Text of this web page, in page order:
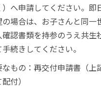
）へ申請してください。即
の場合は、お子さんと同一
確認書類を持参のうえ共生
手続きしてください。
なもの：再交付申請書（上
付）